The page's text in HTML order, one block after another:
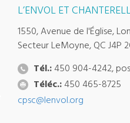
L’ENVOL ET
1550, Avenue de l'Église,
Secteur LeMoyne, QC J4P
Tél.: 450 904-4242,
Téléc.: 450 465-8725
cpsc@lenvol.org